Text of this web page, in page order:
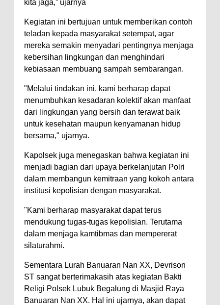
kita jaga,” ujarnya
Kegiatan ini bertujuan untuk memberikan contoh
teladan kepada masyarakat setempat, agar
mereka semakin menyadari pentingnya menjaga
kebersihan lingkungan dan menghindari
kebiasaan membuang sampah sembarangan.
"Melalui tindakan ini, kami berharap dapat
menumbuhkan kesadaran kolektif akan manfaat
dari lingkungan yang bersih dan terawat baik
untuk kesehatan maupun kenyamanan hidup
bersama," ujarnya.
Kapolsek juga menegaskan bahwa kegiatan ini
menjadi bagian dari upaya berkelanjutan Polri
dalam membangun kemitraan yang kokoh antara
institusi kepolisian dengan masyarakat.
"Kami berharap masyarakat dapat terus
mendukung tugas-tugas kepolisian. Terutama
dalam menjaga kamtibmas dan mempererat
silaturahmi.
Sementara Lurah Banuaran Nan XX, Devrison
ST sangat berterimakasih atas kegiatan Bakti
Religi Polsek Lubuk Begalung di Masjid Raya
Banuaran Nan XX. Hal ini ujarnya, akan dapat